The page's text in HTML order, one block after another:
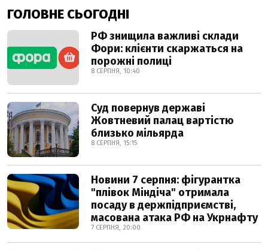
ГОЛОВНЕ СЬОГОДНІ
РФ знищила важливі склади
Фори: клієнти скаржаться на
порожні полиці
8 СЕРПНЯ, 10:40
Суд повернув державі
Жовтневий палац вартістю
близько мільярда
8 СЕРПНЯ, 15:15
Новини 7 серпня: фігурантка
"плівок Міндіча" отримала
посаду в держпідприємстві,
масована атака РФ на Укрнафту
7 СЕРПНЯ, 20:00